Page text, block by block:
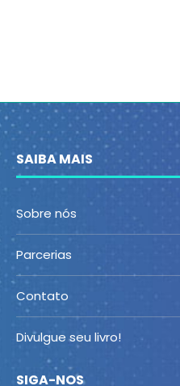
SAIBA MAIS
Sobre nós
Parcerias
Contato
Divulgue seu livro!
SIGA-NOS